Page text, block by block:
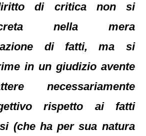
di critica non si
nella mera
di fatti, ma si
in un giudizio avente
necessariamente
rispetto ai fatti
(che ha per sua natura